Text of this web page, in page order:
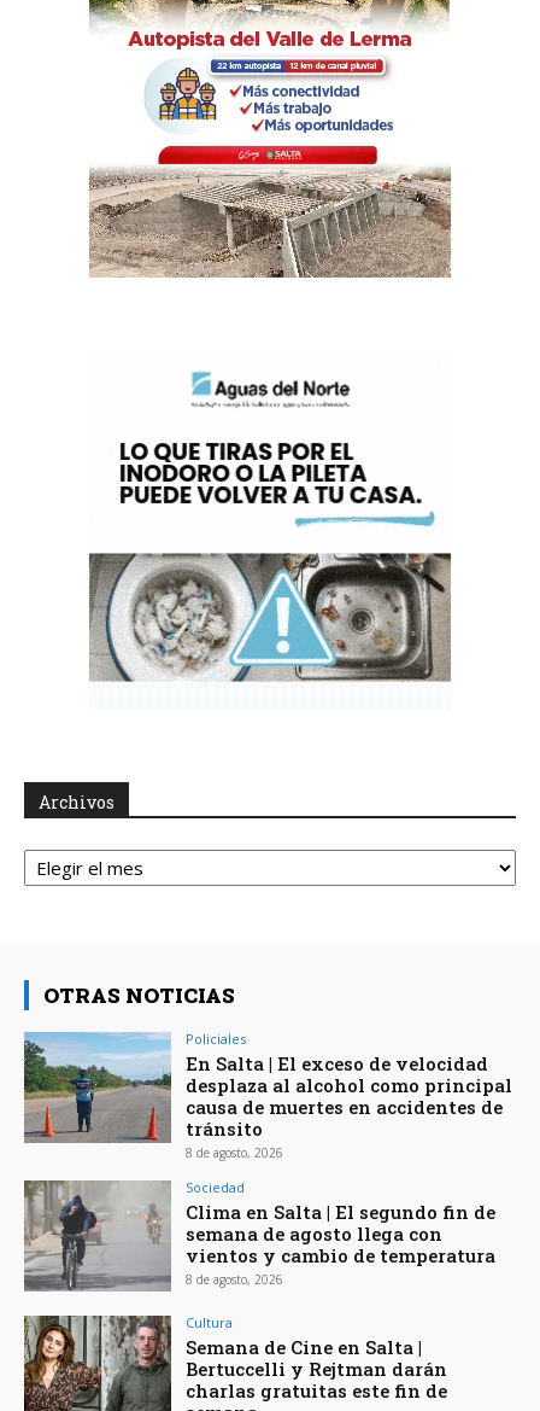
Archivos
Archivos
OTRAS NOTICIAS
Policiales
En Salta | El exceso de velocidad
desplaza al alcohol como principal
causa de muertes en accidentes de
tránsito
8 de agosto, 2026
Sociedad
Clima en Salta | El segundo fin de
semana de agosto llega con
vientos y cambio de temperatura
8 de agosto, 2026
Cultura
Semana de Cine en Salta |
Bertuccelli y Rejtman darán
charlas gratuitas este fin de